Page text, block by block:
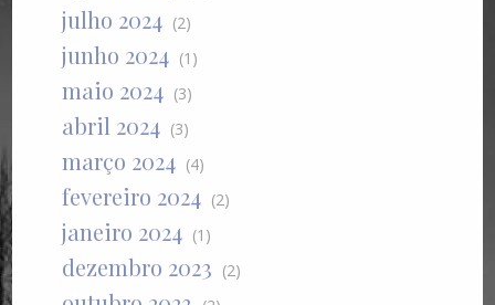
julho 2024 (2)
junho 2024 (1)
maio 2024 (3)
abril 2024 (3)
março 2024 (4)
fevereiro 2024 (2)
janeiro 2024 (1)
dezembro 2023 (2)